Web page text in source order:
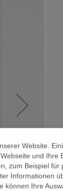
Website.
und Ihre
zum Beispiel
Informationen
können Ihre